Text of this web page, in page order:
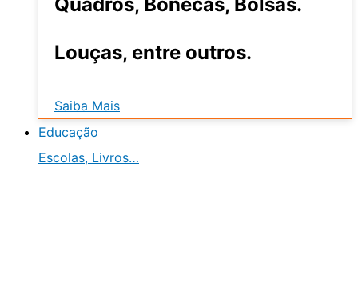
Louças, entre outros.
Saiba Mais
Educação
Escolas, Livros…